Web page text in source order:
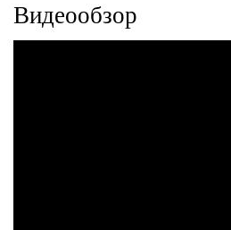
Видеообзор